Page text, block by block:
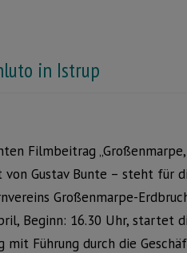
in Istrup
Filmbeitrag
Gustav Bunte – steht für
Großenmarpe-
Beginn: 16.30 Uhr, startet
mit Führung durch die